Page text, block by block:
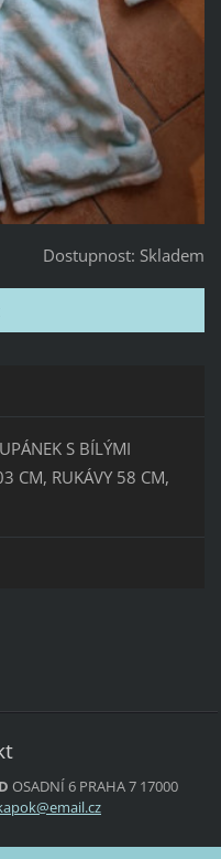
Dostupnost: Skladem
S BÍLÝMI
CM, RUKÁVY 58 CM,
OSADNÍ 6PRAHA 717000
k@email.cz